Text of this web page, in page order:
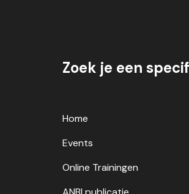
Zoek je een
Home
Events
Online Trainingen